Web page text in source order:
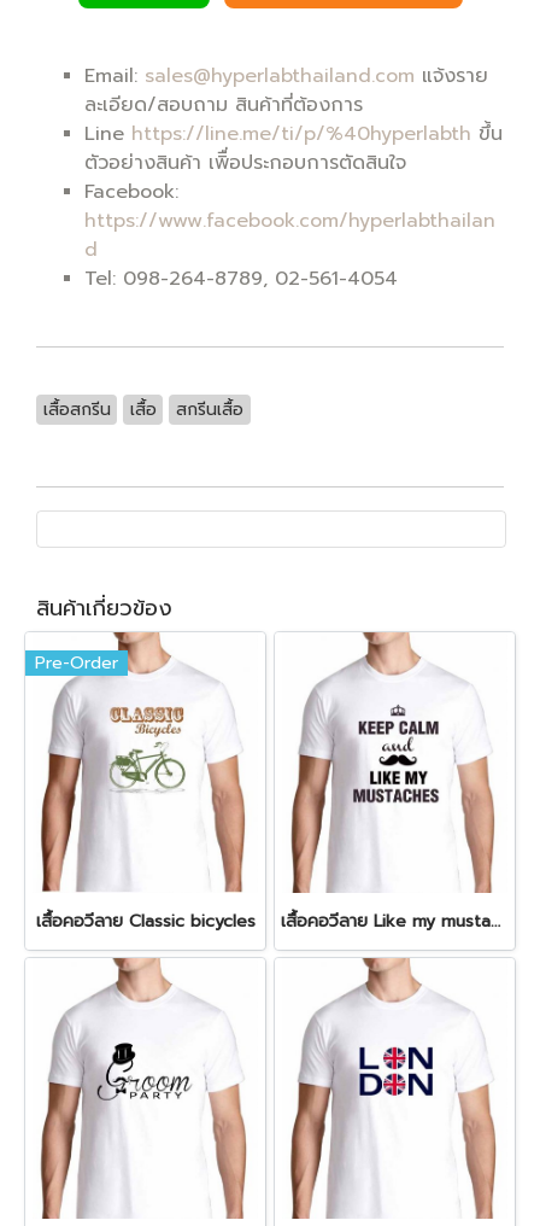
Email: sales@hyperlabthailand.com แจ้งราย
ละเอียด/สอบถาม สินค้าที่ต้องการ
Line https://line.me/ti/p/%40hyperlabth ขึ้น
ตัวอย่างสินค้า เพิื่อประกอบการตัดสินใจ
Facebook:
https://www.facebook.com/hyperlabthailan
d
Tel: 098-264-8789, 02-561-4054
เสื้อสกรีน เสื้อ สกรีนเสื้อ
สินค้าเกี่ยวข้อง
Pre-Order
เสื้อคอวีลาย Classic bicycles เสื้อคอวีลาย Like my mustaches